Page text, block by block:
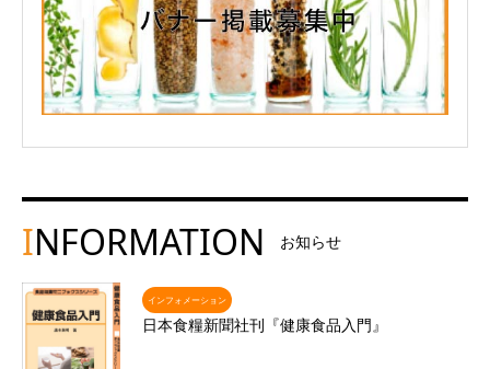
INFORMATION お知らせ
インフォメーション
日本食糧新聞社刊『健康食品入門』